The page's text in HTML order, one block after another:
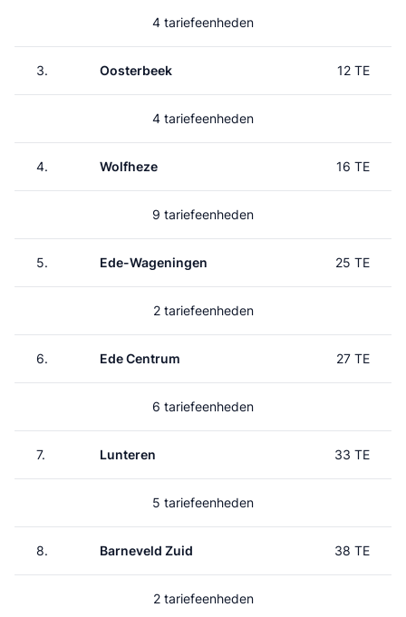
4 tariefeenheden
3. Oosterbeek 12 TE
4 tariefeenheden
4. Wolfheze 16 TE
9 tariefeenheden
5. Ede-Wageningen 25 TE
2 tariefeenheden
6. Ede Centrum 27 TE
6 tariefeenheden
7. Lunteren 33 TE
5 tariefeenheden
8. Barneveld Zuid 38 TE
2 tariefeenheden